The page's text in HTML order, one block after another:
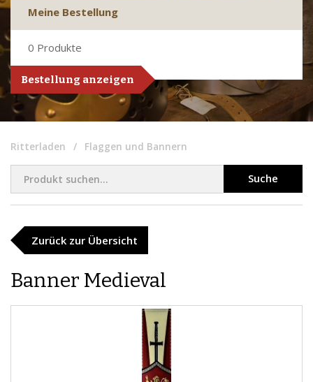
Meine Bestellung
0 Produkte
Bestellung anzeigen
Ritterladen Flaggen und Bannern
Suche
Zurück zur Übersicht
​Banner Medieval